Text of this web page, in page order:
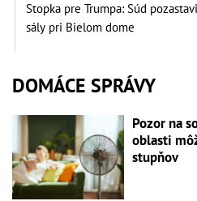
Stopka pre Trumpa: Súd
sály pri Bielom dome
DOMÁCE SPRÁVY
Pozor na
oblasti
stupňov